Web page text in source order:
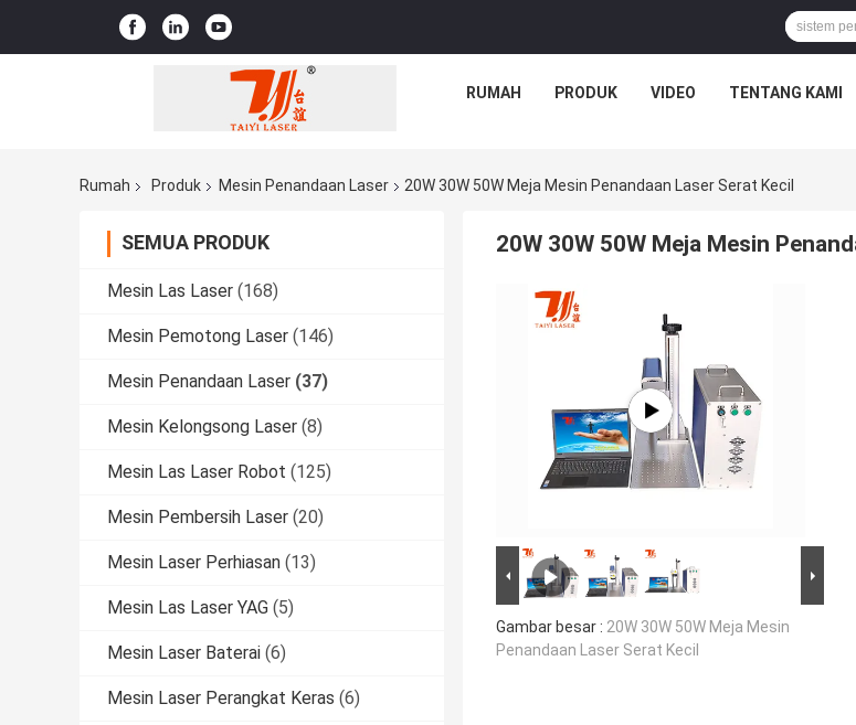
RUMAH PRODUK VIDEO TENTANG KAMI
Rumah Produk Mesin Penandaan Laser 20W 30W 50W Meja Mesin Penandaan Laser Serat Kecil
SEMUA PRODUK
Mesin Las Laser (168)
Mesin Pemotong Laser (146)
Mesin Penandaan Laser (37)
Mesin Kelongsong Laser (8)
Mesin Las Laser Robot (125)
Mesin Pembersih Laser (20)
Mesin Laser Perhiasan (13)
Mesin Las Laser YAG (5)
Mesin Laser Baterai (6)
Mesin Laser Perangkat Keras (6)
20W 30W 50W Meja Mesin
Gambar besar : 20W 30W 50W Meja Mesin
Penandaan Laser Serat Kecil